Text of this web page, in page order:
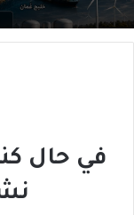
ما بَعدَ
في حال